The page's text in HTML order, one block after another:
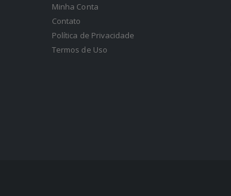
Minha Conta
Contato
Política de Privacidade
Termos de Uso